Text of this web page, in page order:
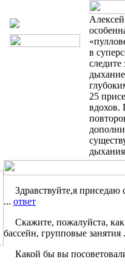
в
следите
25
вдохов.
Здравствуйте,я приседаю
... ответ
Скажите, пожалуйста,
бассейн, групповые занятия
Какой бы вы